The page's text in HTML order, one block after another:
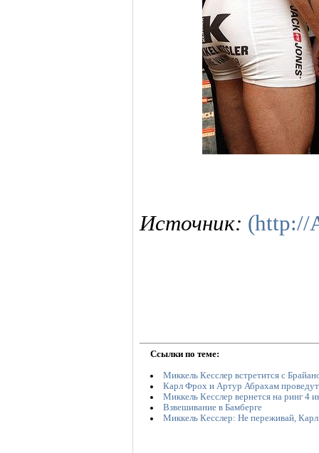
Источник: (http://
Ссылки по теме:
Миккель Кесслер встретится с
Карл Фрох и Артур Абрахам проведут
Миккель Кесслер вернется на ринг 4
Взвешивание в Бамберге
Миккель Кесслер: Не переживай,